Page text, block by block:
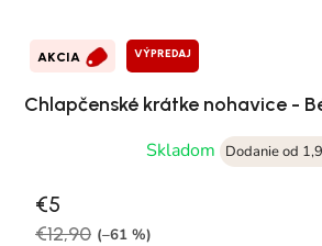
AKCIA VÝPREDAJ
Chlapčenské krátke nohavice -
Skladom
Dodanie od
€5
€12,90 (–61 %)